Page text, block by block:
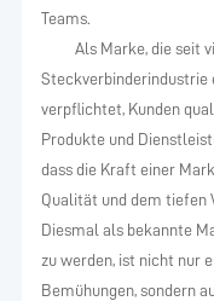
Teams.
Als Marke, die seit
Steckverbinderindustrie
verpflichtet, Kunden
Produkte und
dass die Kraft einer
Qualität und dem tiefen
Diesmal als bekannte
zu werden, ist nicht nur
Bemühungen, sondern